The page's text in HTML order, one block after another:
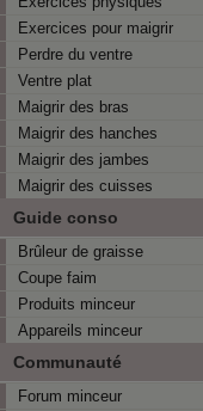
Exercices pour maigrir
Perdre du ventre
Ventre plat
Maigrir des bras
Maigrir des hanches
Maigrir des jambes
Maigrir des cuisses
Guide conso
Brûleur de graisse
Coupe faim
Produits minceur
Appareils minceur
Communauté
Forum minceur